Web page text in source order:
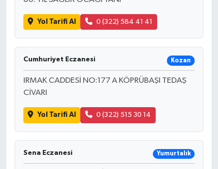
Yol Tarifi Al 0 (322) 584 41 41
Cumhuriyet Eczanesi Kozan
IRMAK CADDESİ NO:177 A KÖPRÜBAŞI TEDAŞ
CİVARI
Yol Tarifi Al 0 (322) 515 30 14
Sena Eczanesi Yumurtalık